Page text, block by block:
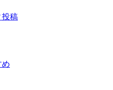
投稿
め